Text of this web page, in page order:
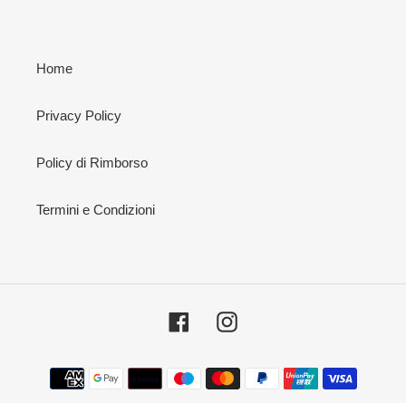
Home
Privacy Policy
Policy di Rimborso
Termini e Condizioni
FacebookInstagram
Metodi
di